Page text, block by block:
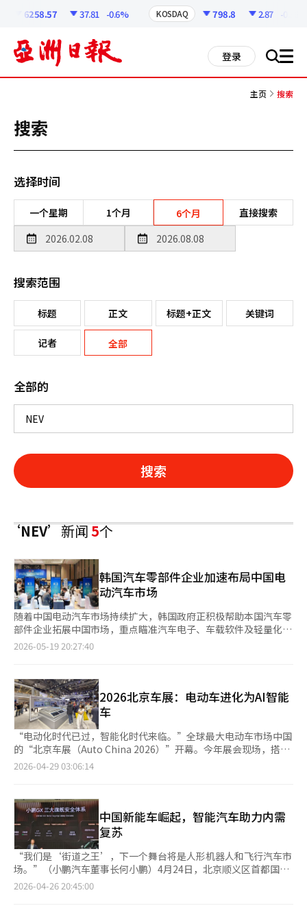
6258.57 37.81 -0.6% KOSDAQ 798.8 2.87 -0.36%
登录 搜 all
主页 搜索
搜索
选择时间
一个星期 1个月 6个月 直接搜索
搜索范围
标题 正文 标题+正文 关键词
记者 全部
全部的
搜索
‘NEV’新闻5个
韩国汽车零部件企业加速布局中国电
动汽车市场
随着中国电动汽车市场持续扩大，韩国政府正积极帮助本国汽车零
部件企业拓展中国市场，重点瞄准汽车电子、车载软件及轻量化材
料等细分领域，寻找新的出口机会。 据大韩贸易投资振兴公社
（FAW Group）总部所在地，也是中国重要汽车产业基地之一。
此次活动共有FAW及15家中国本地一级供应商参与，14家韩国汽
车零部件企业与中方企业进行了商务洽谈。双方重点围绕新能源汽
车转型过程中需求快速增长的汽车电子零部件、车载软件及轻量化
材料等领域展开合作讨论。 目前，中国汽车市场正加速向电动汽
车转型。据中国汽车工业协会（CAAM）统计，今年第一季度，中
国新能源汽车（NEV）销量占整体汽车销量的48%。其中包括纯电
动车（EV）与插电式混合动力汽车（PHEV）。KOTRA认为，虽
域，韩国企业仍具备一定竞争优势。 事实上，已有部分韩国企业
正逐步进入中国汽车供应链体系。韩国汽车内外饰彩色不锈钢材料
企业DSP目前正与全球汽车内外饰市场主要企业维持每年约280万
美元规模的出口合同，并积极推进进入FAW供应链。韩国车载软件
企业SureSoft则成功获得FAW旗下高端品牌“红旗”两项车辆安全
验证软件项目，合同金额约25万美元。此外，线束连接器企业
EasyTechron也正与中国本地一级供应商讨论追加供货合同。在
去年实现约70万美元出口额基础上，公司正研究进一步扩大对华供
2026-05-19 20:27:40
2026北京车展：电动车进化为AI智能
车
“电动化时代已过，智能化时代来临。”全球最大电动车市场中国
的“北京车展（Auto China 2026）”开幕。今年展会现场，搭载
AI技术的中国汽车企业新技术展示和全球整车企业的竞争使得气氛
中国汽车工业协会（CAAM）在“2026年中国汽车市场展望报
告”中预测，今年市场规模将比去年（3440万辆）增长1.2%，达
到3480万辆。其中，新能源车（NEV）销量预计为1900万辆，比
去年（1649万辆）增长15.2%。因此，NEV市场渗透率将从去年的
47.9%上升到今年的54.7%，成为市场标准的元年。随着电动车市
场进入成熟期，企业间的技术竞争将更加激烈。Auto China 2026
成为展示中国智能化车辆高技术水平的“盛会”。中国整车企业通
过先进的AI和自动驾驶技术及高性能电池，力图成为高端电动车品
2026-04-29 03:06:14
中国新能车崛起，智能汽车助力内需
复苏
“我们是‘街道之王’，下一个舞台将是人形机器人和飞行汽车市
场。”（小鹏汽车董事长何小鹏）4月24日，北京顺义区首都国际
展览中心举行的2026北京国际车展上，小鹏汽车展台吸引了200多
2026-04-26 20:45:00